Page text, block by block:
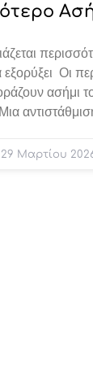
Οι
ασήμι
29 Μαρτίου